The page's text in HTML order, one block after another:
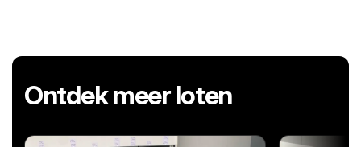
Ontdek meer loten